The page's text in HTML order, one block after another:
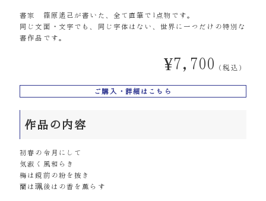
書家 篠原遙己が書いた、全て直筆で1点物です。
同じ文面・文字でも、同じ字体はない、世界に一つだけの特別な
書作品です。
¥7,700 （税込）
ご購入・詳細はこちら
作品の内容
初春の令月にして
気淑く風和らき
梅は鏡前の粉を披き
蘭は珮後はの香を薫らす